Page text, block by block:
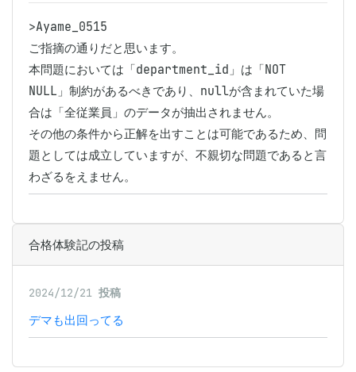
>Ayame_0515
ご指摘の通りだと思います。
本問題においては「department_id」は「NOT
NULL」制約があるべきであり、nullが含まれていた場
合は「全従業員」のデータが抽出されません。
その他の条件から正解を出すことは可能であるため、問
題としては成立していますが、不親切な問題であると言
わざるをえません。
合格体験記の投稿
2024/12/21 投稿
デマも出回ってる